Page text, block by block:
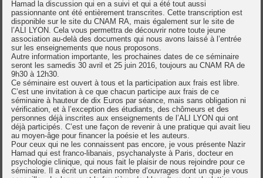
Hamad la discussion qui en a suivi et qui a été tout aussi
passionnante ont été entièrement transcrites. Cette transcription est
disponible sur le site du CNAM RA, mais également sur le site de
l’ALI LYON. Cela vous permettra de découvrir notre toute jeune
association au-delà des documents qui nous avons laissé à l’entrée
sur les enseignements que nous proposons.
Autre information importante, les prochaines dates de ce séminaire
seront les samedis 30 avril et 25 juin 2016, toujours au CNAM RA de
9h30 à 12h30.
Ce séminaire est ouvert à tous et la participation aux frais est libre.
C’est une invitation à ce que chacun participe aux frais de ce
séminaire à hauteur de dix Euros par séance, mais sans obligation ni
vérification, et à l’exception des étudiants, des chômeurs et des
personnes déjà inscrites aux enseignements de l’ALI LYON qui ont
déjà participés. C’est une façon de revenir à une pratique qui avait lieu
au moyen-âge pour financer la poésie et les auteurs.
Pour ceux qui ne les connaissent pas encore, je vous présente Nazir
Hamad qui est franco-libanais, psychanalyste à Paris, docteur en
psychologie clinique, qui nous fait le plaisir de nous rejoindre pour ce
séminaire. Il a écrit un certain nombre d’ouvrages dont un que je vous